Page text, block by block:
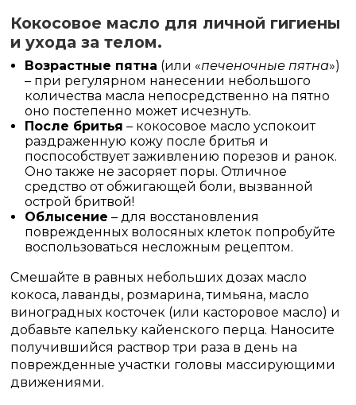
Кокосовое масло для личной гигиены
и ухода за телом.
Возрастные пятна (или «печеночные пятна»)
– при регулярном нанесении небольшого
количества масла непосредственно на пятно
оно постепенно может исчезнуть.
После бритья – кокосовое масло успокоит
раздраженную кожу после бритья и
поспособствует заживлению порезов и ранок.
Оно также не засоряет поры. Отличное
средство от обжигающей боли, вызванной
острой бритвой!
Облысение – для восстановления
поврежденных волосяных клеток попробуйте
воспользоваться несложным рецептом.
Смешайте в равных небольших дозах масло
кокоса, лаванды, розмарина, тимьяна, масло
виноградных косточек (или касторовое масло) и
добавьте капельку кайенского перца. Наносите
получившийся раствор три раза в день на
поврежденные участки головы массирующими
движениями.